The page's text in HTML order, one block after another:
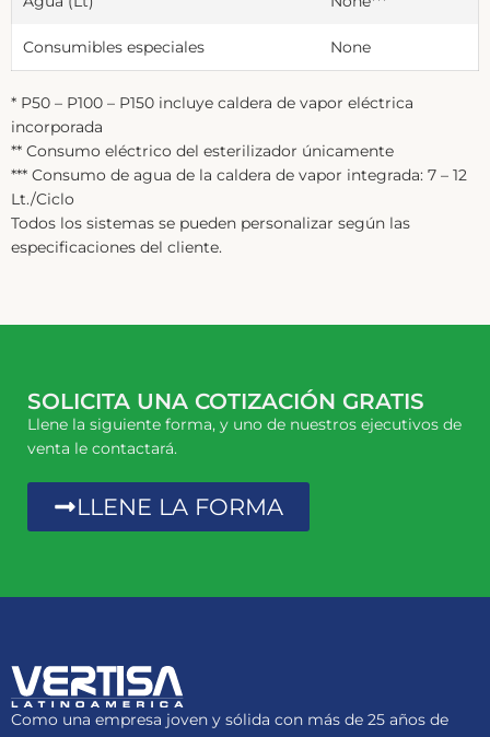
Consumibles especiales None
* P50 – P100 – P150 incluye caldera de vapor eléctrica
incorporada
** Consumo eléctrico del esterilizador únicamente
*** Consumo de agua de la caldera de vapor integrada: 7 – 12
Lt./Ciclo
Todos los sistemas se pueden personalizar según las
especificaciones del cliente.
SOLICITA UNA COTIZACIÓN GRATIS
Llene la siguiente forma, y uno de nuestros ejecutivos de
venta le contactará.
LLENE LA FORMA
Como una empresa joven y sólida con más de 25 años de